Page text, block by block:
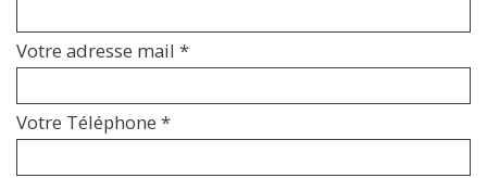
Votre adresse mail *
Votre Téléphone *